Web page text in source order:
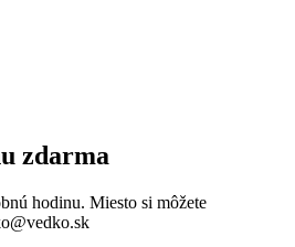
zdarma
hodinu. Miesto si môžete